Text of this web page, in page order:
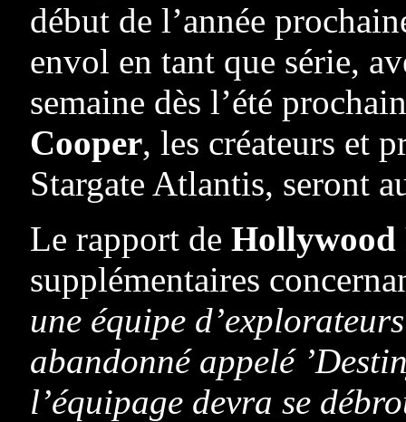
début de l’année
envol en tant que série,
semaine dès l’été
Cooper, les créateurs et
Stargate Atlantis, seront
Le rapport de Hollywood
supplémentaires
une équipe
abandonné appelé
l’équipage devra se